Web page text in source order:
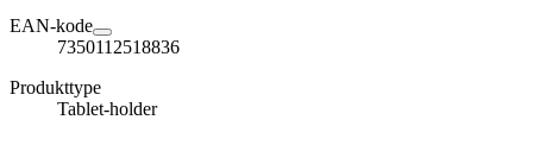
EAN-kode
7350112518836
Produkttype
Tablet-holder